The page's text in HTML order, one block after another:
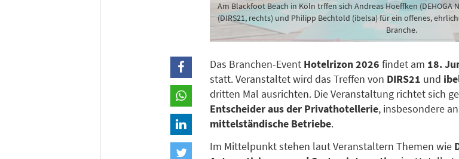
Am Blackfoot Beach in Köln trffen sich Andreas Hoeffken (DEHOGA
(DIRS21, rechts) und Philipp Bechtold (ibelsa) für ein offenes,
Branche.
Das Branchen-Event Hotelrizon 2026 findet am 18.
statt. Veranstaltet wird das Treffen von DIRS21 und
dritten Mal ausrichten. Die Veranstaltung richtet sich
Entscheider aus der Privathotellerie, insbesondere an
mittelständische Betriebe.
Im Mittelpunkt stehen laut Veranstaltern Themen wie